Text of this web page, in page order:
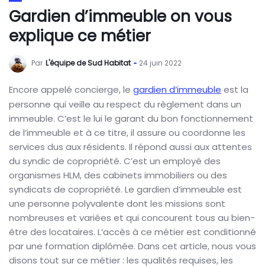
Gardien d’immeuble on vous
explique ce métier
Par L'équipe de Sud Habitat 24 juin 2022
Encore appelé concierge, le gardien d’immeuble est la
personne qui veille au respect du règlement dans un
immeuble. C’est le lui le garant du bon fonctionnement
de l’immeuble et à ce titre, il assure ou coordonne les
services dus aux résidents. Il répond aussi aux attentes
du syndic de copropriété. C’est un employé des
organismes HLM, des cabinets immobiliers ou des
syndicats de copropriété. Le gardien d’immeuble est
une personne polyvalente dont les missions sont
nombreuses et variées et qui concourent tous au bien-
être des locataires. L’accès à ce métier est conditionné
par une formation diplômée. Dans cet article, nous vous
disons tout sur ce métier : les qualités requises, les